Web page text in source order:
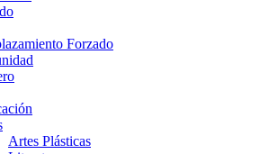
Forzado
Artes Plásticas